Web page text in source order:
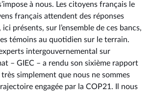
à nous. Les citoyens français le
français attendent des réponses
présents, sur l’ensemble de ces bancs,
témoins au quotidien sur le terrain.
intergouvernemental sur
–⁠ GIEC – a rendu son sixième rapport
simplement que nous ne sommes
engagée par la COP21. Il nous